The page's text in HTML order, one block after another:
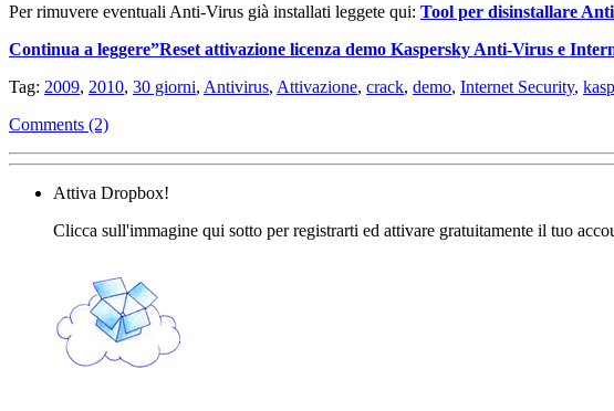
Per rimuvere eventuali Anti-Virus già installati leggete qui: Tool per disinstallare
Continua a leggere”Reset attivazione licenza demo Kaspersky Anti-Virus e
Tag: 2009, 2010, 30 giorni, Antivirus, Attivazione, crack, demo, Internet Security,
Comments (2)
Attiva Dropbox!
Clicca sull'immagine qui sotto per registrarti ed attivare gratuitamente il tuo